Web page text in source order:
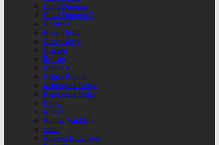
Hava Durumu
Hava Durumu 2
Header4
Hisse Detay
Hisse Detay
Hisseler
İletişim
Kayıt Ol
Kripto Paralar
Kriptopara Detay
Kriptopara Detay
Künye
Künye
Namaz Vakitleri
nnbil
Nöbetçi Eczaneler